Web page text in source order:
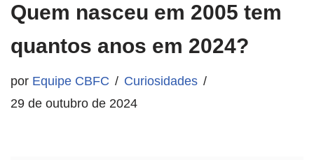
Quem nasceu em 2005 tem
quantos anos em 2024?
por Equipe CBFC
Curiosidades
29 de outubro de 2024